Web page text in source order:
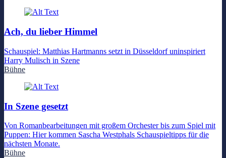
Ach, du lieber Himmel
Schauspiel: Matthias Hartmanns setzt in Düsseldorf uninspiriert
Harry Mulisch in Szene
Bühne
In Szene gesetzt
Von Romanbearbeitungen mit großem Orchester bis zum Spiel mit
Puppen: Hier kommen Sascha Westphals Schauspieltipps für die
nächsten Monate.
Bühne